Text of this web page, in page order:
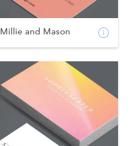
Millie and Mason